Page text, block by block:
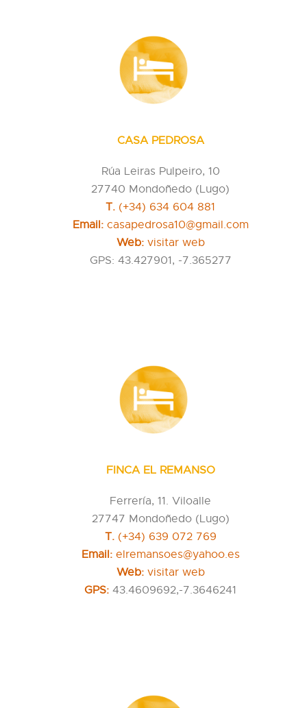
CASA PEDROSA
Rúa Leiras Pulpeiro, 10
27740 Mondoñedo (Lugo)
T. (+34) 634 604 881
Email: casapedrosa10@gmail.com
Web: visitar web
GPS: 43.427901, -7.365277
FINCA EL REMANSO
Ferrería, 11. Viloalle
27747 Mondoñedo (Lugo)
T. (+34) 639 072 769
Email: elremansoes@yahoo.es
Web: visitar web
GPS: 43.4609692,-7.3646241